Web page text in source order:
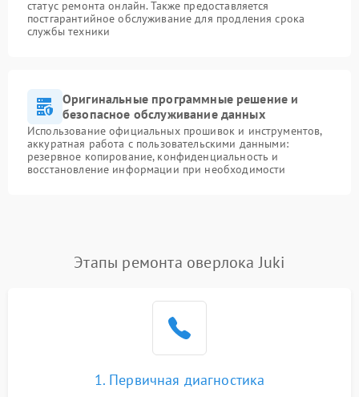
статус ремонта онлайн. Также предоставляется
постгарантийное обслуживание для продления срока
службы техники
Оригинальные программные решение и
безопасное обслуживание данных
Использование официальных прошивок и инструментов,
аккуратная работа с пользовательскими данными:
резервное копирование, конфиденциальность и
восстановление информации при необходимости
Этапы ремонта оверлока Juki
1. Первичная диагностика